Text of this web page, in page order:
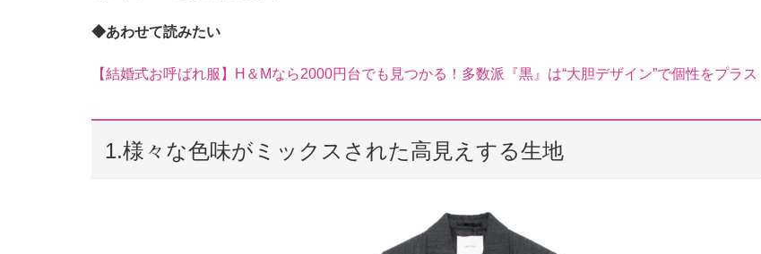
◆あわせて読みたい
【結婚式お呼ばれ服】H＆Mなら2000円台でも見つかる！多数派『黒』は“大胆デザイン”で個性をプラス
1.様々な色味がミックスされた高見えする生地